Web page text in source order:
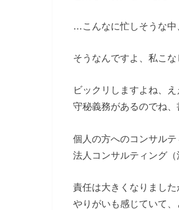
…こんなに忙しそうな中
そうなんですよ、私こ
ビックリしますよね、え
守秘義務があるのでね
個人の方へのコンサル
法人コンサルティング
責任は大きくなりました
やりがいも感じていて